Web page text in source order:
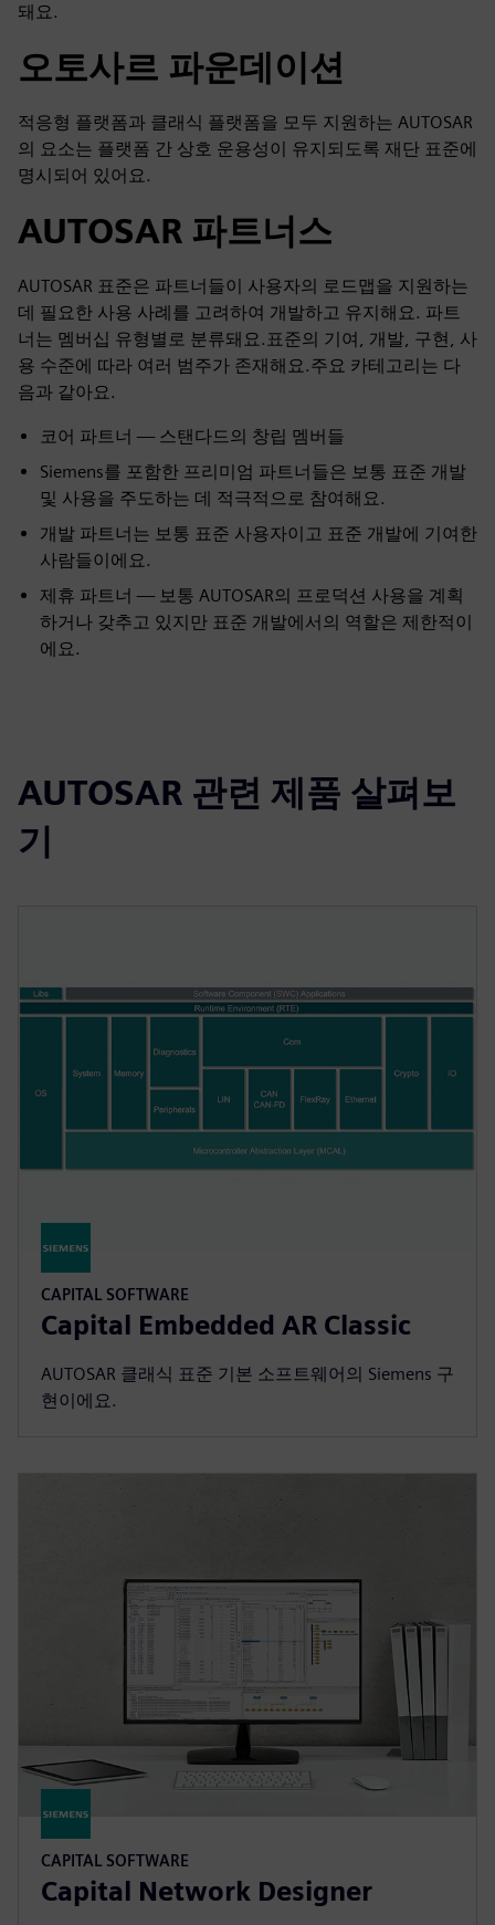
돼요.
오토사르 파운데이션
적응형 플랫폼과 클래식 플랫폼을 모두 지원하는 AUTOSAR
의 요소는 플랫폼 간 상호 운용성이 유지되도록 재단 표준에
명시되어 있어요.
AUTOSAR 파트너스
AUTOSAR 표준은 파트너들이 사용자의 로드맵을 지원하는
데 필요한 사용 사례를 고려하여 개발하고 유지해요. 파트
너는 멤버십 유형별로 분류돼요.표준의 기여, 개발, 구현, 사
용 수준에 따라 여러 범주가 존재해요.주요 카테고리는 다
음과 같아요.
코어 파트너 — 스탠다드의 창립 멤버들
Siemens를 포함한 프리미엄 파트너들은 보통 표준 개발
및 사용을 주도하는 데 적극적으로 참여해요.
개발 파트너는 보통 표준 사용자이고 표준 개발에 기여한
사람들이에요.
제휴 파트너 — 보통 AUTOSAR의 프로덕션 사용을 계획
하거나 갖추고 있지만 표준 개발에서의 역할은 제한적이
에요.
AUTOSAR 관련 제품 살펴보
기
CAPITAL SOFTWARE
Capital Embedded AR Classic
AUTOSAR 클래식 표준 기본 소프트웨어의 Siemens 구
현이에요.
CAPITAL SOFTWARE
Capital Network Designer